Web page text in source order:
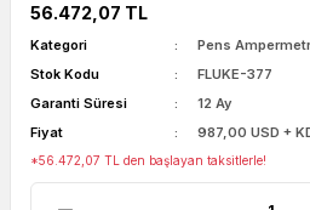
56.472,07 TL
Kategori
Pens
Stok Kodu
FLUKE-377
Garanti Süresi
12 Ay
Fiyat
987,00 USD +
*56.472,07 TL den başlayan taksitlerle!